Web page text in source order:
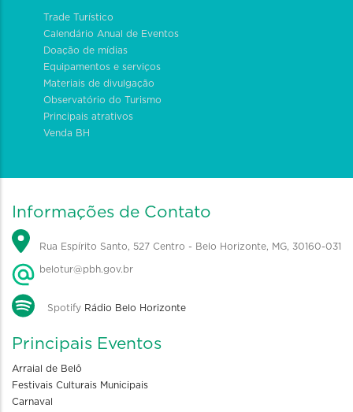
Trade Turístico
Calendário Anual de Eventos
Doação de mídias
Equipamentos e serviços
Materiais de divulgação
Observatório do Turismo
Principais atrativos
Venda BH
Informações de Contato
Rua Espírito Santo, 527 Centro - Belo Horizonte, MG, 30160-031
belotur@pbh.gov.br
Spotify Rádio Belo Horizonte
Principais Eventos
Arraial de Belô
Festivais Culturais Municipais
Carnaval